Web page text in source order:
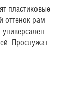
пластиковые
оттенок рам
Прослужат